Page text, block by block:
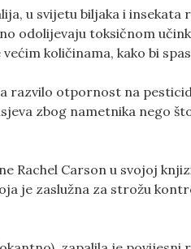
u svijetu biljaka i insekata
odolijevaju toksičnom
količinama, kako bi
razvilo otpornost na
zbog nametnika nego
Rachel Carson u svojoj
je zaslužna za strožu